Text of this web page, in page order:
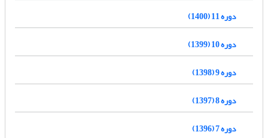
دوره 11 (1400)
دوره 10 (1399)
دوره 9 (1398)
دوره 8 (1397)
دوره 7 (1396)